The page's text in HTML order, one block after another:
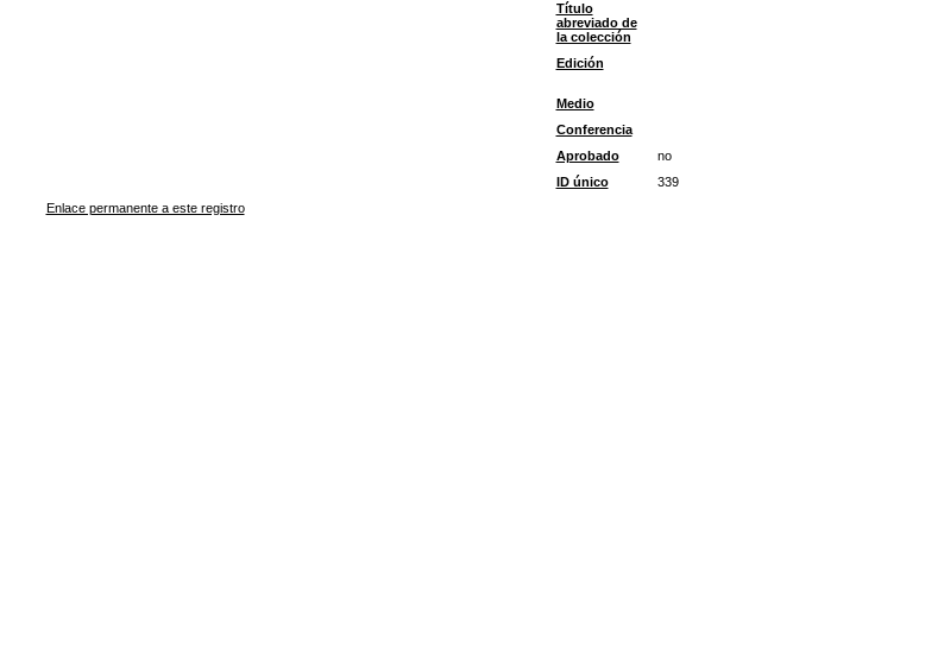
Título
abreviado de
la colección
Edición
Medio
Conferencia
Aprobado
no
ID único
339
Enlace permanente a este registro